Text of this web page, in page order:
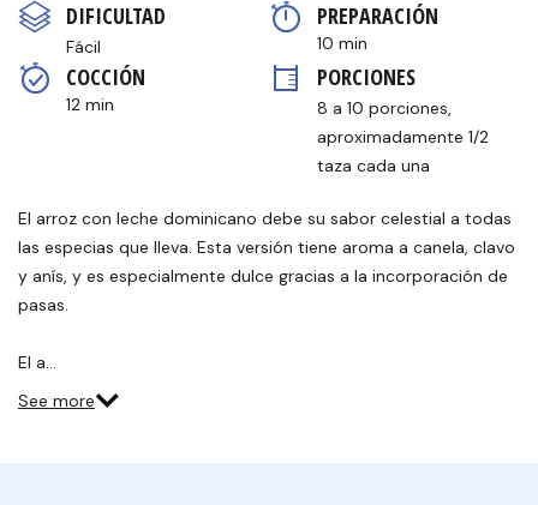
en
la
misma
página.
DIFICULTAD
Fácil
PREPARACIÓN
10 min
COCCIÓN
12 min
PORCIONES
8 a 10 porciones,
aproximadamente 1/2
taza cada una
El arroz con leche dominicano debe su sabor celestial a todas
las especias que lleva. Esta versión tiene aroma a canela, clavo
y anís, y es especialmente dulce gracias a la incorporación de
pasas.
El a…
See more